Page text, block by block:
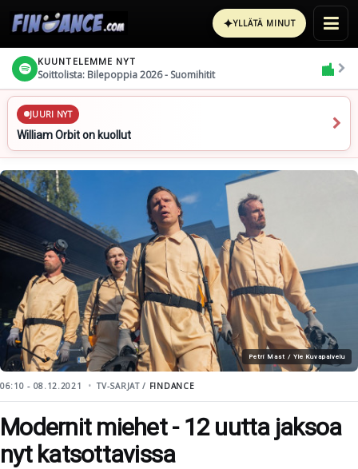
✦YLLÄTÄ MINUT
KUUNTELEMME NYT
Soittolista: Bilepoppia 2026 - Suomihitit
JUURI NYT
William Orbit on kuollut
Petri Mast / Yle Kuvapalvelu
06:10 - 08.12.2021 TV-SARJAT / FINDANCE
Modernit miehet - 12 uutta jaksoa
nyt katsottavissa